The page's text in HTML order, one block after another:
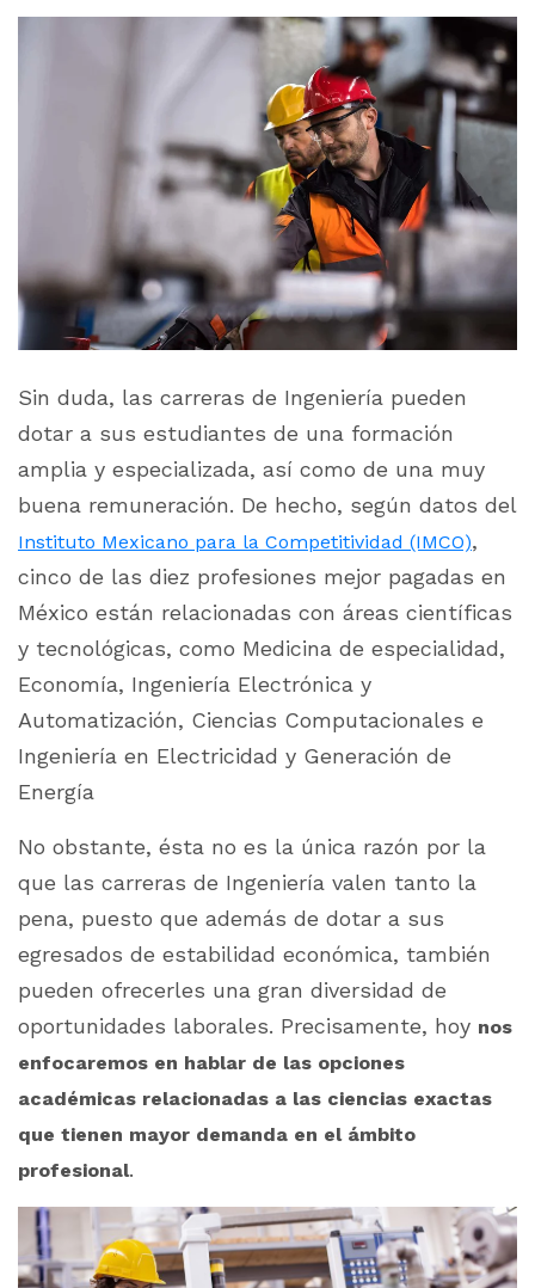
Sin duda, las carreras de Ingeniería pueden
dotar a sus estudiantes de una formación
amplia y especializada, así como de una muy
buena remuneración. De hecho, según datos del
Instituto Mexicano para la Competitividad (IMCO),
cinco de las diez profesiones mejor pagadas en
México están relacionadas con áreas científicas
y tecnológicas, como Medicina de especialidad,
Economía, Ingeniería Electrónica y
Automatización, Ciencias Computacionales e
Ingeniería en Electricidad y Generación de
Energía
No obstante, ésta no es la única razón por la
que las carreras de Ingeniería valen tanto la
pena, puesto que además de dotar a sus
egresados de estabilidad económica, también
pueden ofrecerles una gran diversidad de
oportunidades laborales. Precisamente, hoy nos
enfocaremos en hablar de las opciones
académicas relacionadas a las ciencias exactas
que tienen mayor demanda en el ámbito
profesional.